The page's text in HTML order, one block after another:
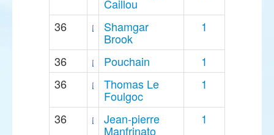
Caillou
36 Shamgar
Brook
1
36 Pouchain
1
36
Thomas Le
Foulgoc
1
36 Jean-pierre
Manfrinato
1